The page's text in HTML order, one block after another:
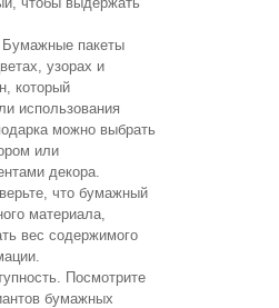
Бумажные пакеты
узорах и
который
использования
можно выбрать
или
декора.
что бумажный
материала,
вес содержимого
Посмотрите
бумажных